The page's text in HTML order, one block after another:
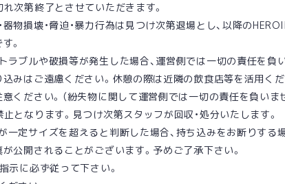
次第終了とさせていただきます。
物損壊・脅迫・暴力行為は見つけ次第退場とし、以降の
。
ブルや破損等が発生した場合、運営側では一切の責任を負い
みはご遠慮ください。休憩の際は近隣の飲食店等を活用くだ
ください。（紛失物に関して運営側では一切の責任を負いま
となります。見つけ次第スタッフが回収・処分いたします。
定サイズを超えると判断した場合、持ち込みをお断りする
公開されることがございます。予めご了承下さい。
示に必ず従って下さい。